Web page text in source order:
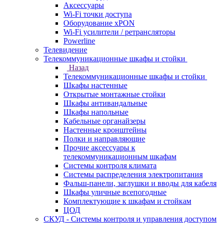
Аксессуары
Wi-Fi точки доступа
Оборудование хPON
Wi-Fi усилители / ретрансляторы
Powerline
Телевидение
Телекоммуникационные шкафы и стойки
Назад
Телекоммуникационные шкафы и стойки
Шкафы настенные
Открытые монтажные стойки
Шкафы антивандальные
Шкафы напольные
Кабельные органайзеры
Настенные кронштейны
Полки и направляющие
Прочие аксессуары к
телекоммуникационным шкафам
Системы контроля климата
Системы распределения электропитания
Фальш-панели, заглушки и вводы для кабеля
Шкафы уличные всепогодные
Комплектующие к шкафам и стойкам
ЦОД
СКУД - Системы контроля и управления доступом